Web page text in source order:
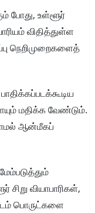
போது, உள்ளூர்
விதித்துள்ள
நெறிமுறைகளைத்
மதிக்க வேண்டும்.
ஆன்மீகப்
வியாபாரிகள்,
பொருட்களை